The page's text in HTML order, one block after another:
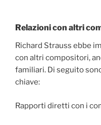
Relazioni con altri
Richard Strauss ebbe
con altri compositori,
familiari. Di seguito
chiave:
Rapporti diretti con i